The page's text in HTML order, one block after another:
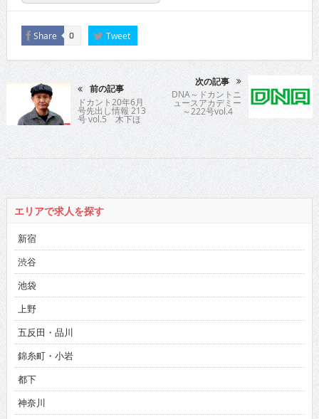
Share 0 Tweet
前の記事
ドカント20年6月
号先出し情報 213
号 vol.5 木下ほ
うかさん
次の記事
DNA～ドカントニ
ュースアカデミー
～222号vol.4
エリアで求人を探す
新宿
渋谷
池袋
上野
五反田・品川
錦糸町・小岩
都下
神奈川